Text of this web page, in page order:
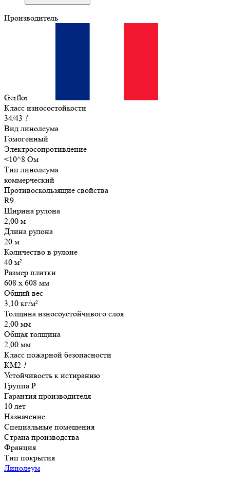
Производитель
Gerflor
Класс износостойкости
34/43 !
Вид линолеума
Гомогенный
Электросопротивление
<10^8 Ом
Тип линолеума
коммерческий
Противоскользящие свойства
R9
Ширина рулона
2,00 м
Длина рулона
20 м
Количество в рулоне
40 м²
Размер плитки
608 х 608 мм
Общий вес
3,10 кг/м²
Толщина износоустойчивого слоя
2,00 мм
Общая толщина
2,00 мм
Класс пожарной безопасности
КМ2 !
Устойчивость к истиранию
Группа P
Гарантия производителя
10 лет
Назначение
Специальные помещения
Страна производства
Франция
Тип покрытия
Линолеум